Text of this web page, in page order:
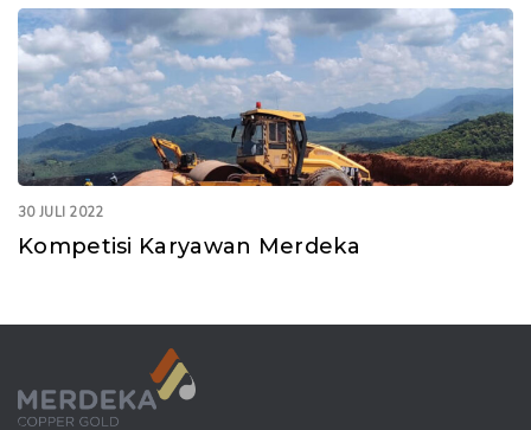
30 JULI 2022
Kompetisi Karyawan Merdeka